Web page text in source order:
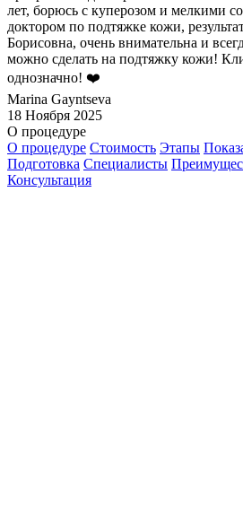
лет, борюсь с куперозом и мелкими
доктором по подтяжке кожи,
Борисовна, очень внимательна и
можно сделать на подтяжку кожи!
однозначно! ❤️
Marina Gayntseva
18 Ноября 2025
О процедуре
О процедуре Стоимость Этапы
Подготовка Специалисты
Консультация